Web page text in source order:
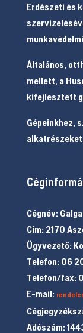
Erdészeti és
Általános,
mellett, a
kifejlesztett
Gépeinkhez,
Cégnév:
Cím: 2170
Ügyvezető:
Telefon: 06
Telefon/fax:
E-mail:
Adószám: